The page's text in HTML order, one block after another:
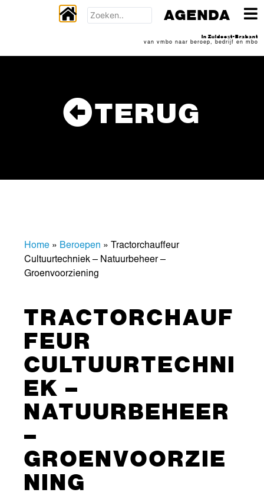
TERUG
Home » Beroepen »Tractorchauffeur
Cultuurtechniek – Natuurbeheer –
Groenvoorziening
TRACTORCHAUF
FEUR
CULTUURTECHNI
EK –
NATUURBEHEER
–
GROENVOORZIE
NING
AGENDA
In Zuidoost-Brabant
van vmbo naar beroep, bedrijf en mbo